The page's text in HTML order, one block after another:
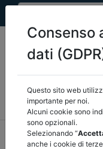
MEF FINANZA
CORTE DEI CONTI E
home documenti
Consenso
dati
Questo sito web
importante per noi.
Alcuni cookie sono
sono opzionali.
Selezionando “
anche i cookie di